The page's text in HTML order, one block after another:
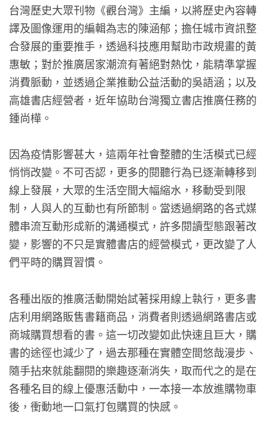
台灣歷史大眾刊物《觀台灣》主編，以將歷史內容轉
譯及圖像運用的編輯為志的陳涵郁；擔任城市資訊整
合發展的重要推手，透過科技應用幫助市政規畫的黃
惠敏；對於推廣居家潮流有著絕對熱忱，能精準掌握
消費脈動，並透過企業推動公益活動的吳語涵；以及
高雄書店經營者，近年協助台灣獨立書店推廣任務的
鍾尚樺。
因為疫情影響甚大，這兩年社會整體的生活模式已經
悄悄改變。不可否認，更多的閱聽行為已逐漸轉移到
線上發展，大眾的生活空間大幅縮水，移動受到限
制，人與人的互動也有所節制。當透過網路的各式媒
體串流互動形成新的溝通模式，許多閱讀型態跟著改
變，影響的不只是實體書店的經營模式，更改變了人
們平時的購買習慣。
各種出版的推廣活動開始試著採用線上執行，更多書
店利用網路販售書籍商品，消費者則透過網路書店或
商城購買想看的書。這一切改變如此快速且巨大，購
書的途徑也減少了，過去那種在實體空間悠哉漫步、
隨手拈來就能翻閱的樂趣逐漸消失，取而代之的是在
各種名目的線上優惠活動中，一本接一本放進購物車
後，衝動地一口氣打包購買的快感。